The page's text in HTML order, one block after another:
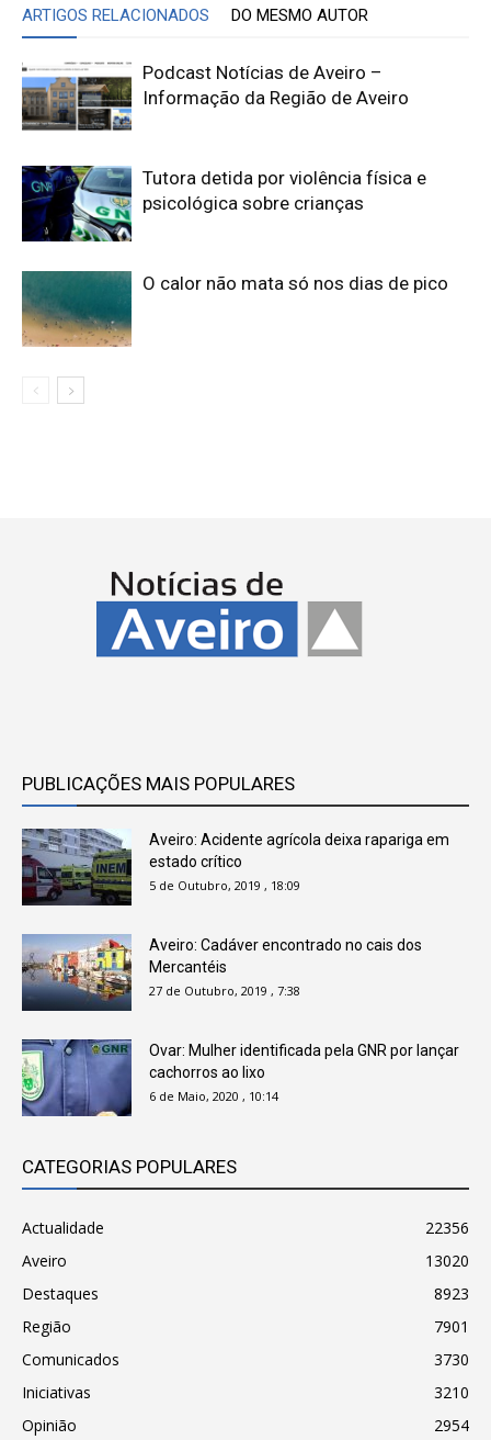
ARTIGOS RELACIONADOS DO MESMO AUTOR
Podcast Notícias de Aveiro –
Informação da Região de Aveiro
Tutora detida por violência física e
psicológica sobre crianças
O calor não mata só nos dias de pico
PUBLICAÇÕES MAIS POPULARES
Aveiro: Acidente agrícola deixa rapariga em
estado crítico
5 de Outubro, 2019 , 18:09
Aveiro: Cadáver encontrado no cais dos
Mercantéis
27 de Outubro, 2019 , 7:38
Ovar: Mulher identificada pela GNR por lançar
cachorros ao lixo
6 de Maio, 2020 , 10:14
CATEGORIAS POPULARES
Actualidade
22356
Aveiro
13020
Destaques
8923
Região
7901
Comunicados
3730
Iniciativas
3210
Opinião
2954